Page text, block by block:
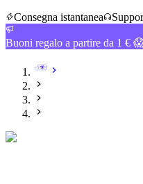
Consegna istantanea
Buoni regalo a partire da 1 €